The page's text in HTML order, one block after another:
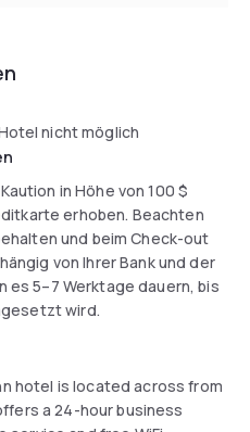
nicht möglich
in Höhe von100 $
erhoben. Beachten
und beim Check-out
von Ihrer Bank und der
es 5–7 Werktage dauern, bis
wird.
hotel is located across from
a 24-hour business